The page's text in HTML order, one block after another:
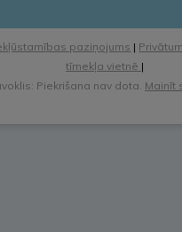
paziņojums |
tīmekļa vietnē |
Piekrišana nav dota. Mainīt